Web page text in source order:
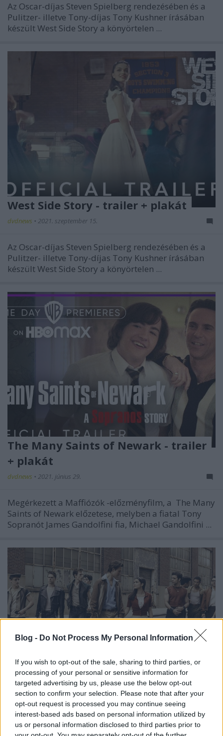
Blog - Do Not Process My Personal Information
If you wish to opt-out of the sale, sharing to third parties, or
processing of your personal or sensitive information for
targeted advertising by us, please use the below opt-out
section to confirm your selection. Please note that after your
opt-out request is processed you may continue seeing
interest-based ads based on personal information utilized by
us or personal information disclosed to third parties prior to
Az Oscar-díjas Steven Spielberg rendezésében és a
Pulitzer- illetve Tony-díjas Tony Kushner írásában
készült West Side Story a könyörtelen ...
West Side Story - trailer + plakát
dvdnews • 2021. szeptember 15.
Az Oscar-díjas Steven Spielberg rendezésében és a
Pulitzer- illetve Tony-díjas Tony Kushner írásában
készült West Side Story a könyörtelen ...
The Many Saints of Newark - trailer
+ plakát
dvdnews • 2021. június 29.
Megérkezett a Maffiózók -előzményfilm, a The Many
Saints of Newark előzetese, melyben a fiatal Tony
Sopranót James Gandolfini fia, Michael Gandolfini ...
West Side Story - magyar előzetes
dvdnews•2021. május 26.